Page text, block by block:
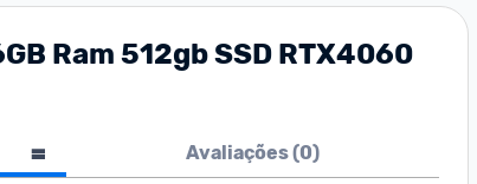
Ram 512gb SSD RTX4060
Avaliações (0)